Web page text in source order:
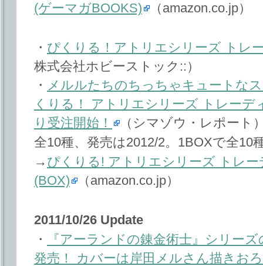
(ゲーマガBOOKS) （amazon.co.jp）
・ ぴくりる！アトリエシリーズ トレ
株式会社ホビーストック::）
・ メルルたちのちっちゃキュートな
くりる！ アトリエシリーズ トレー
り受注開始！
（シマゾウ・レポート
全10種、発売は2012/2。1BOXで全10
→ ぴくりる! アトリエシリーズ トレ
(BOX)
（amazon.co.jp）
2011/10/26 Update
・
『アーランドの錬金術士』シリー
発売！ カバーは岸田メルさん描きお